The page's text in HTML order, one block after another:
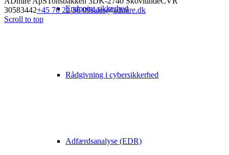
Endpoint sikkerhed
Rådgivning i cybersikkerhed
Adfærdsanalyse (EDR)
30583442+45 70 22 36 09sales@admire.dk
Scroll to top